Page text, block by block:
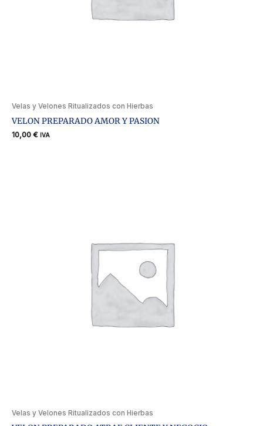
Velas y Velones Ritualizados con Hierbas
VELON PREPARADO AMOR Y PASION
10,00 € IVA
Velas y Velones Ritualizados con Hierbas